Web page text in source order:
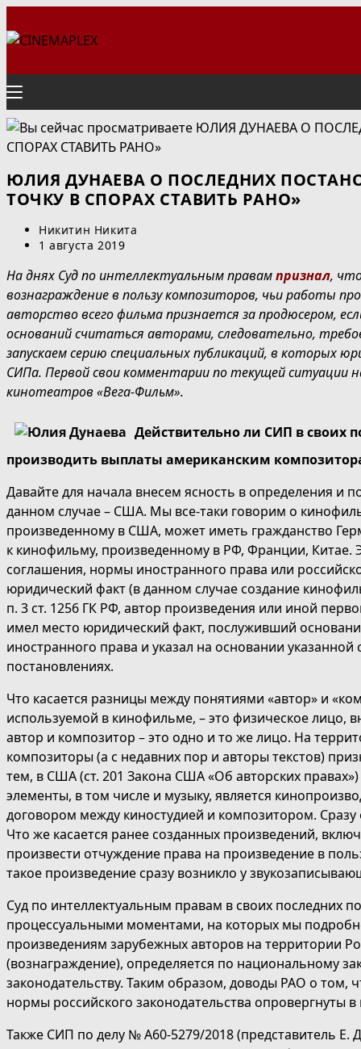
к
ЮЛИЯ ДУНАЕВА О ПОСЛЕДНИХ
ТОЧКУ В СПОРАХ СТАВИТЬ РАНО»
Автор
записи:
Никитин Никита
Запись
1 августа 2019
На днях Суд по интеллектуальным правампризнал,
вознаграждение в пользу композиторов, чьи работы
авторство всего фильма признается за продюсером,
оснований считаться авторами, следовательно,
запускаем серию специальных публикаций, в
СИПа. Первой свои комментарии по текущей ситуации
кинотеатров «Вега-Фильм».
Действительно ли СИП в своих
производить выплаты американским
Давайте для начала внесем ясность в определения и
данном случае – США. Мы все-таки говорим о
произведенному в США, может иметь гражданство
к кинофильму, произведенному в РФ, Франции,
соглашения, нормы иностранного права или
юридический факт (в данном случае создание
п. 3 ст. 1256 ГК РФ, автор произведения или иной
имел место юридический факт, послуживший
иностранного права и указал на основании
постановлениях.
Что касается разницы между понятиями «автор» и
используемой в кинофильме, – это физическое лицо,
автор и композитор – это одно и то же лицо. На
композиторы (а с недавних пор и авторы текстов)
тем, в США (ст. 201 Закона США «Об авторских
элементы, в том числе и музыку, является
договором между киностудией и композитором.
Что же касается ранее созданных произведений,
произвести отчуждение права на произведение в
такое произведение сразу возникло у
Суд по интеллектуальным правам в своих последних
процессуальными моментами, на которых мы
произведениям зарубежных авторов на территории
(вознаграждение), определяется по национальному
законодательству. Таким образом, доводы РАО о том,
нормы российского законодательства
Также СИП по делу № А60-5279/2018 (представитель Е.